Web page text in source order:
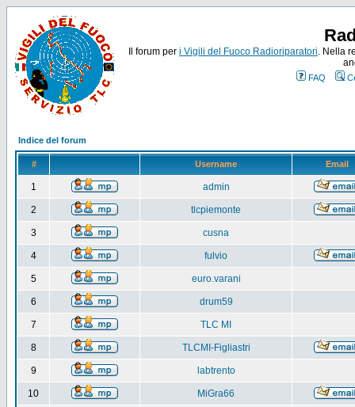
Il forum per i Vigili del Fuoco Radioriparatori. Nella
FAQ
Indice del forum
# Username Email
1 admin
2 tlcpiemonte
3 cusna
4 fulvio
5 euro.varani
6 drum59
7 TLC MI
8 TLCMI-Figliastri
9 labtrento
10 MiGra66